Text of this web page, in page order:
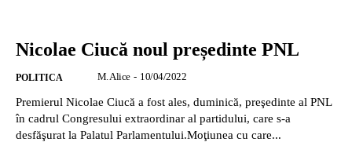
Nicolae Ciucă noul președinte PNL
POLITICA M. Alice - 10/04/2022
Premierul Nicolae Ciucă a fost ales, duminică, preşedinte al PNL
în cadrul Congresului extraordinar al partidului, care s-a
desfăşurat la Palatul Parlamentului.Moţiunea cu care...